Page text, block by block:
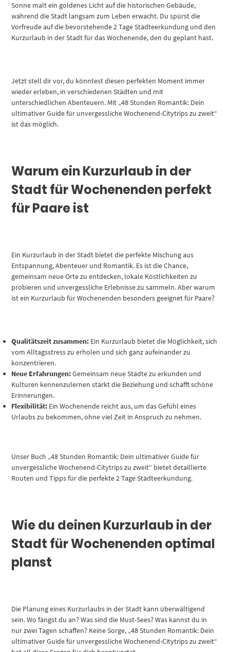
Sonne malt ein goldenes Licht auf die historischen Gebäude,
während die Stadt langsam zum Leben erwacht. Du spürst die
Vorfreude auf die bevorstehende 2 Tage Städteerkundung und den
Kurzurlaub in der Stadt für das Wochenende, den du geplant hast.
Jetzt stell dir vor, du könntest diesen perfekten Moment immer
wieder erleben, in verschiedenen Städten und mit
unterschiedlichen Abenteuern. Mit „48 Stunden Romantik: Dein
ultimativer Guide für unvergessliche Wochenend-Citytrips zu zweit“
ist das möglich.
Warum ein Kurzurlaub in der
Stadt für Wochenenden perfekt
für Paare ist
Ein Kurzurlaub in der Stadt bietet die perfekte Mischung aus
Entspannung, Abenteuer und Romantik. Es ist die Chance,
gemeinsam neue Orte zu entdecken, lokale Köstlichkeiten zu
probieren und unvergessliche Erlebnisse zu sammeln. Aber warum
ist ein Kurzurlaub für Wochenenden besonders geeignet für Paare?
Qualitätszeit zusammen: Ein Kurzurlaub bietet die Möglichkeit, sich
vom Alltagsstress zu erholen und sich ganz aufeinander zu
konzentrieren.
Neue Erfahrungen:Gemeinsam neue Städte zu erkunden und
Kulturen kennenzulernen stärkt die Beziehung und schafft schöne
Erinnerungen.
Flexibilität: Ein Wochenende reicht aus, um das Gefühl eines
Urlaubs zu bekommen, ohne viel Zeit in Anspruch zu nehmen.
Unser Buch „48 Stunden Romantik: Dein ultimativer Guide für
unvergessliche Wochenend-Citytrips zu zweit“ bietet detaillierte
Routen und Tipps für die perfekte 2 Tage Städteerkundung.
Wie du deinen Kurzurlaub in der
Stadt für Wochenenden optimal
planst
Die Planung eines Kurzurlaubs in der Stadt kann überwältigend
sein. Wo fängst du an? Was sind die Must-Sees? Was kannst du in
nur zwei Tagen schaffen? Keine Sorge, „48 Stunden Romantik: Dein
ultimativer Guide für unvergessliche Wochenend-Citytrips zu zweit“